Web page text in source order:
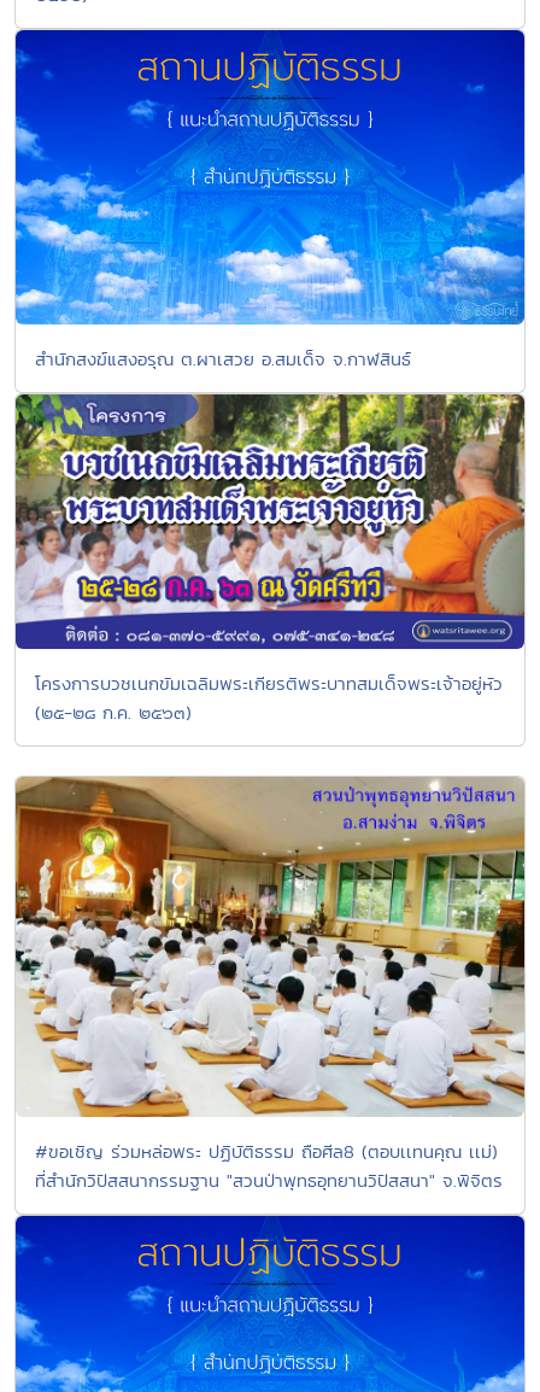
สำนักสงฆ์แสงอรุณ ต.ผาเสวย อ.สมเด็จ จ.กาฬสินธ์
โครงการบวชเนกขัมเฉลิมพระเกียรติพระบาทสมเด็จพระเจ้าอยู่หัว
(๒๕-๒๘ ก.ค. ๒๕๖๓)
#ขอเชิญ ร่วมหล่อพระ ปฏิบัติธรรม ถือศีล8 (ตอบเเทนคุณ เเม่)
ที่สำนักวิปัสสนากรรมฐาน "สวนป่าพุทธอุทยานวิปัสสนา" จ.พิจิตร